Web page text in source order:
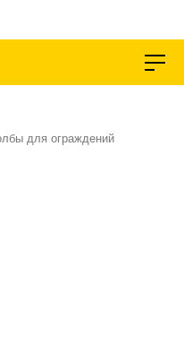
для ограждений